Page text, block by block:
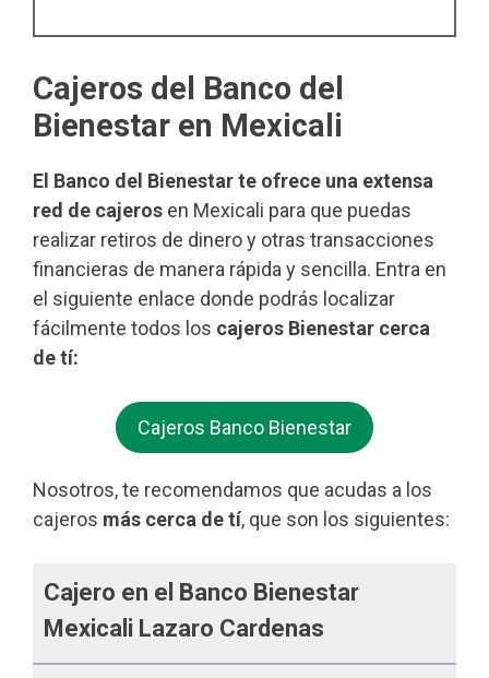
Cajeros del Banco del
Bienestar en Mexicali
El Banco del Bienestar te ofrece una extensa
red de cajeros en Mexicali para que puedas
realizar retiros de dinero y otras transacciones
financieras de manera rápida y sencilla. Entra en
el siguiente enlace donde podrás localizar
fácilmente todos los cajeros Bienestar cerca
de tí:
Cajeros Banco Bienestar
Nosotros, te recomendamos que acudas a los
cajeros más cerca de tí, que son los siguientes:
Cajero en el Banco Bienestar
Mexicali Lazaro Cardenas